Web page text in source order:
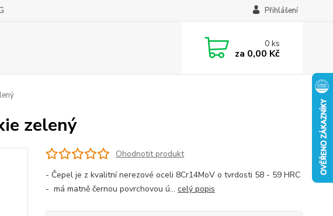
Přihlášení
0ks
za 0,00 Kč
zelený
Ohodnotit produkt
- Čepel je z kvalitní nerezové oceli 8Cr14MoV o tvrdosti 58 - 59 HRC
- má matně černou povrchovou ú... celý popis